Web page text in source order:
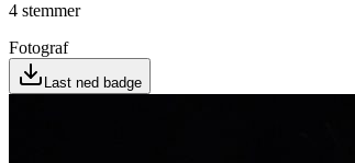
4 stemmer
Fotograf
Last ned badge